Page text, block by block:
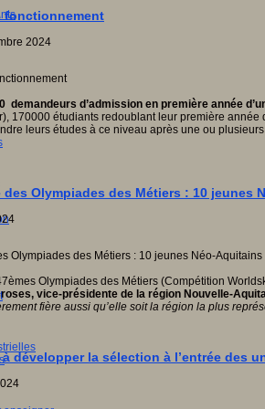
fonctionnement
2024
demandeurs d’admission en première année
170000 étudiants redoublant leur première
leurs études à ce niveau après une ou
Olympiades des Métiers : 10 jeunes
Olympiades des Métiers (Compétition
vice-présidente de la région Nouvelle-
fière aussi qu’elle soit la région la plus
développer la sélection à l’entrée des